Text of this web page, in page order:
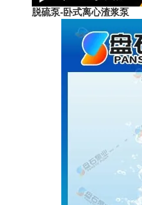
脱硫泵-卧式离心渣浆泵